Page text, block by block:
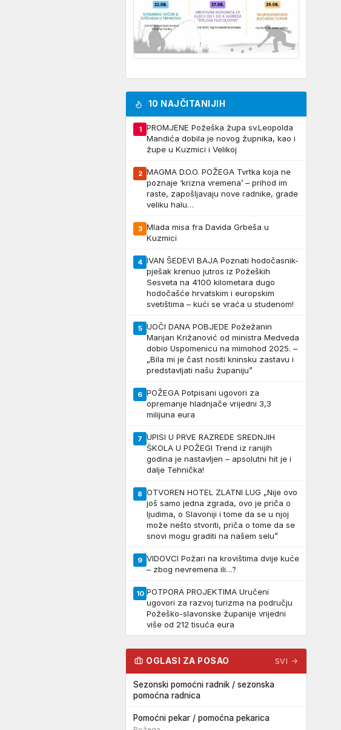
10 NAJČITANIJIH
1
PROMJENE Požeška župa sv.Leopolda
Mandića dobila je novog župnika, kao i
župe u Kuzmici i Velikoj
2 MAGMA D.O.O. POŽEGA Tvrtka koja ne
poznaje ‘krizna vremena’ – prihod im
raste, zapošljavaju nove radnike, grade
veliku halu…
3 Mlada misa fra Davida Grbeša u
Kuzmici
4 IVAN ŠEDEVI BAJA Poznati hodočasnik-
pješak krenuo jutros iz Požeških
Sesveta na 4100 kilometara dugo
hodočašće hrvatskim i europskim
svetištima – kući se vraća u studenom!
5 UOČI DANA POBJEDE Požežanin
Marijan Križanović od ministra Medveda
dobio Uspomenicu na mimohod 2025. –
„Bila mi je čast nositi kninsku zastavu i
predstavljati našu županiju”
6 POŽEGA Potpisani ugovori za
opremanje hladnjače vrijedni 3,3
milijuna eura
7 UPISI U PRVE RAZREDE SREDNJIH
ŠKOLA U POŽEGI Trend iz ranijih
godina je nastavljen – apsolutni hit je i
dalje Tehnička!
8 OTVOREN HOTEL ZLATNI LUG „Nije ovo
još samo jedna zgrada, ovo je priča o
ljudima, o Slavoniji i tome da se u njoj
može nešto stvoriti, priča o tome da se
snovi mogu graditi na našem selu”
9 VIDOVCI Požari na krovištima dvije kuće
– zbog nevremena ili…?
10 POTPORA PROJEKTIMA Uručeni
ugovori za razvoj turizma na području
Požeško-slavonske županije vrijedni
više od 212 tisuća eura
OGLASI ZA POSAO SVI →
Sezonski pomoćni radnik / sezonska
pomoćna radnica
Pomoćni pekar / pomoćna pekarica